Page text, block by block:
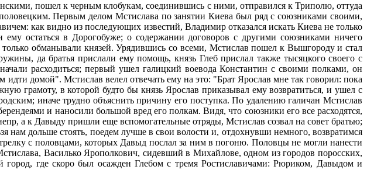
пошел к черным клобукам, соединившись с ними, отправился к Триполю, оттуда
Первым делом Мстислава по занятии Киева был ряд с союзниками своими,
как видно из последующих известий, Владимир отказался искать Киева не только
остаться в Дорогобуже; о содержании договоров с другими союзниками ничего
обманывали князей. Урядившись со всеми, Мстислав пошел к Вышгороду и стал
да братья прислали ему помощь, князь Глеб прислал также тысяцкого своего с
расходиться; первый ушел галицкий воевода Константин с своими полками, он
домой". Мстислав велел отвечать ему на это: "Брат Ярослав мне так говорил: пока
грамоту, в которой будто бы князь Ярослав приказывал ему возвратиться, и ушел с
иначе трудно объяснить причину его поступка. По удалению галичан Мстислав
и наносили большой вред его полкам. Видя, что союзники его все расходятся,
а к Давыду пришли еще вспомогательные отряды, Мстислав созвал на совет братью;
нам дольше стоять, поедем лучше в свои волости и, отдохнувши немного, возвратимся
с половцами, которых Давыд послал за ним в погоню. Половцы не могли нанести
Василько Ярополкович, сидевший в Михайлове, одном из городов поросских,
город, где скоро был осажден Глебом с тремя Ростиславичами: Рюриком, Давыдом и